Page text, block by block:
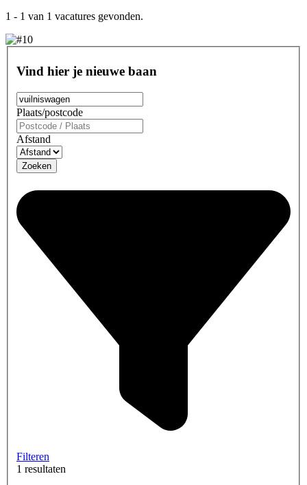
1 - 1 van 1 vacatures gevonden.
Vind hier je nieuwe baan
Plaats/postcode
Afstand
Zoeken
Filteren
1 resultaten